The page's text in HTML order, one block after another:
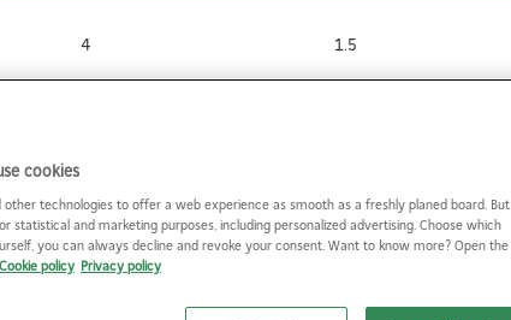
4 1.5
cookies
other technologies to offer a web experience as smooth as a freshly planed board. But
statistical and marketing purposes, including personalized advertising. Choose which
you can always decline and revoke your consent. Want to know more? Open the
Cookie policy Privacy policy